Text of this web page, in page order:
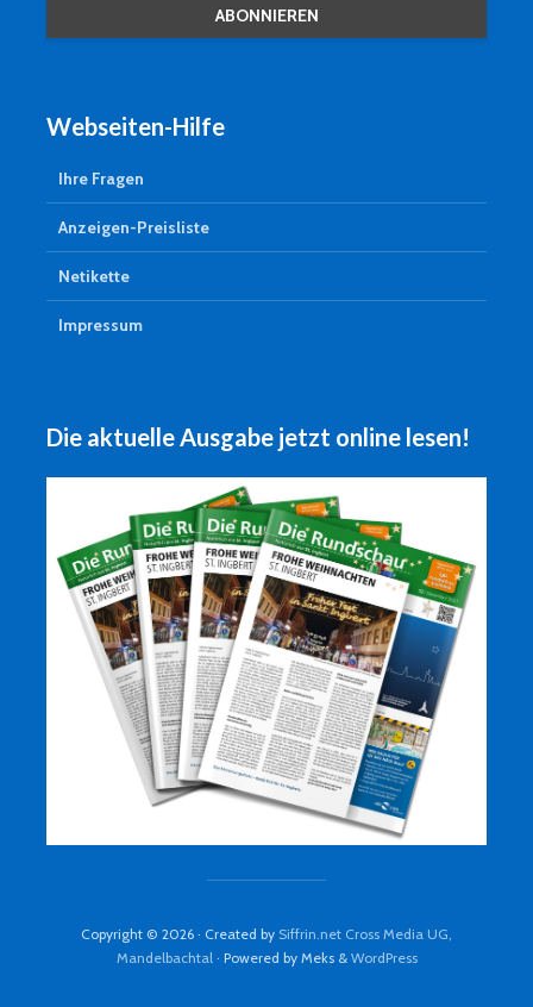
Webseiten-Hilfe
Ihre Fragen
Anzeigen-Preisliste
Netikette
Impressum
Die aktuelle Ausgabe jetzt online lesen!
Copyright © 2026 · Created by Siffrin.net Cross Media UG,
Mandelbachtal· Powered by Meks & WordPress